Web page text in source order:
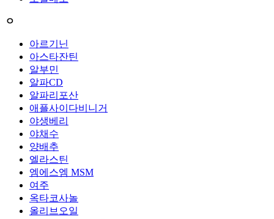
ㅇ
아르기닌
아스타잔틴
알부민
알파CD
알파리포산
애플사이다비니거
야생베리
야채수
양배추
엘라스틴
엠에스엠 MSM
여주
옥타코사놀
올리브오일